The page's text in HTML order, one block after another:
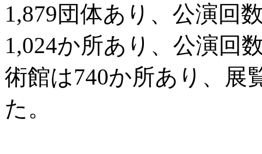
1,879団体あり、公演回
1,024か所あり、公演回
術館は740か所あり、展
た。